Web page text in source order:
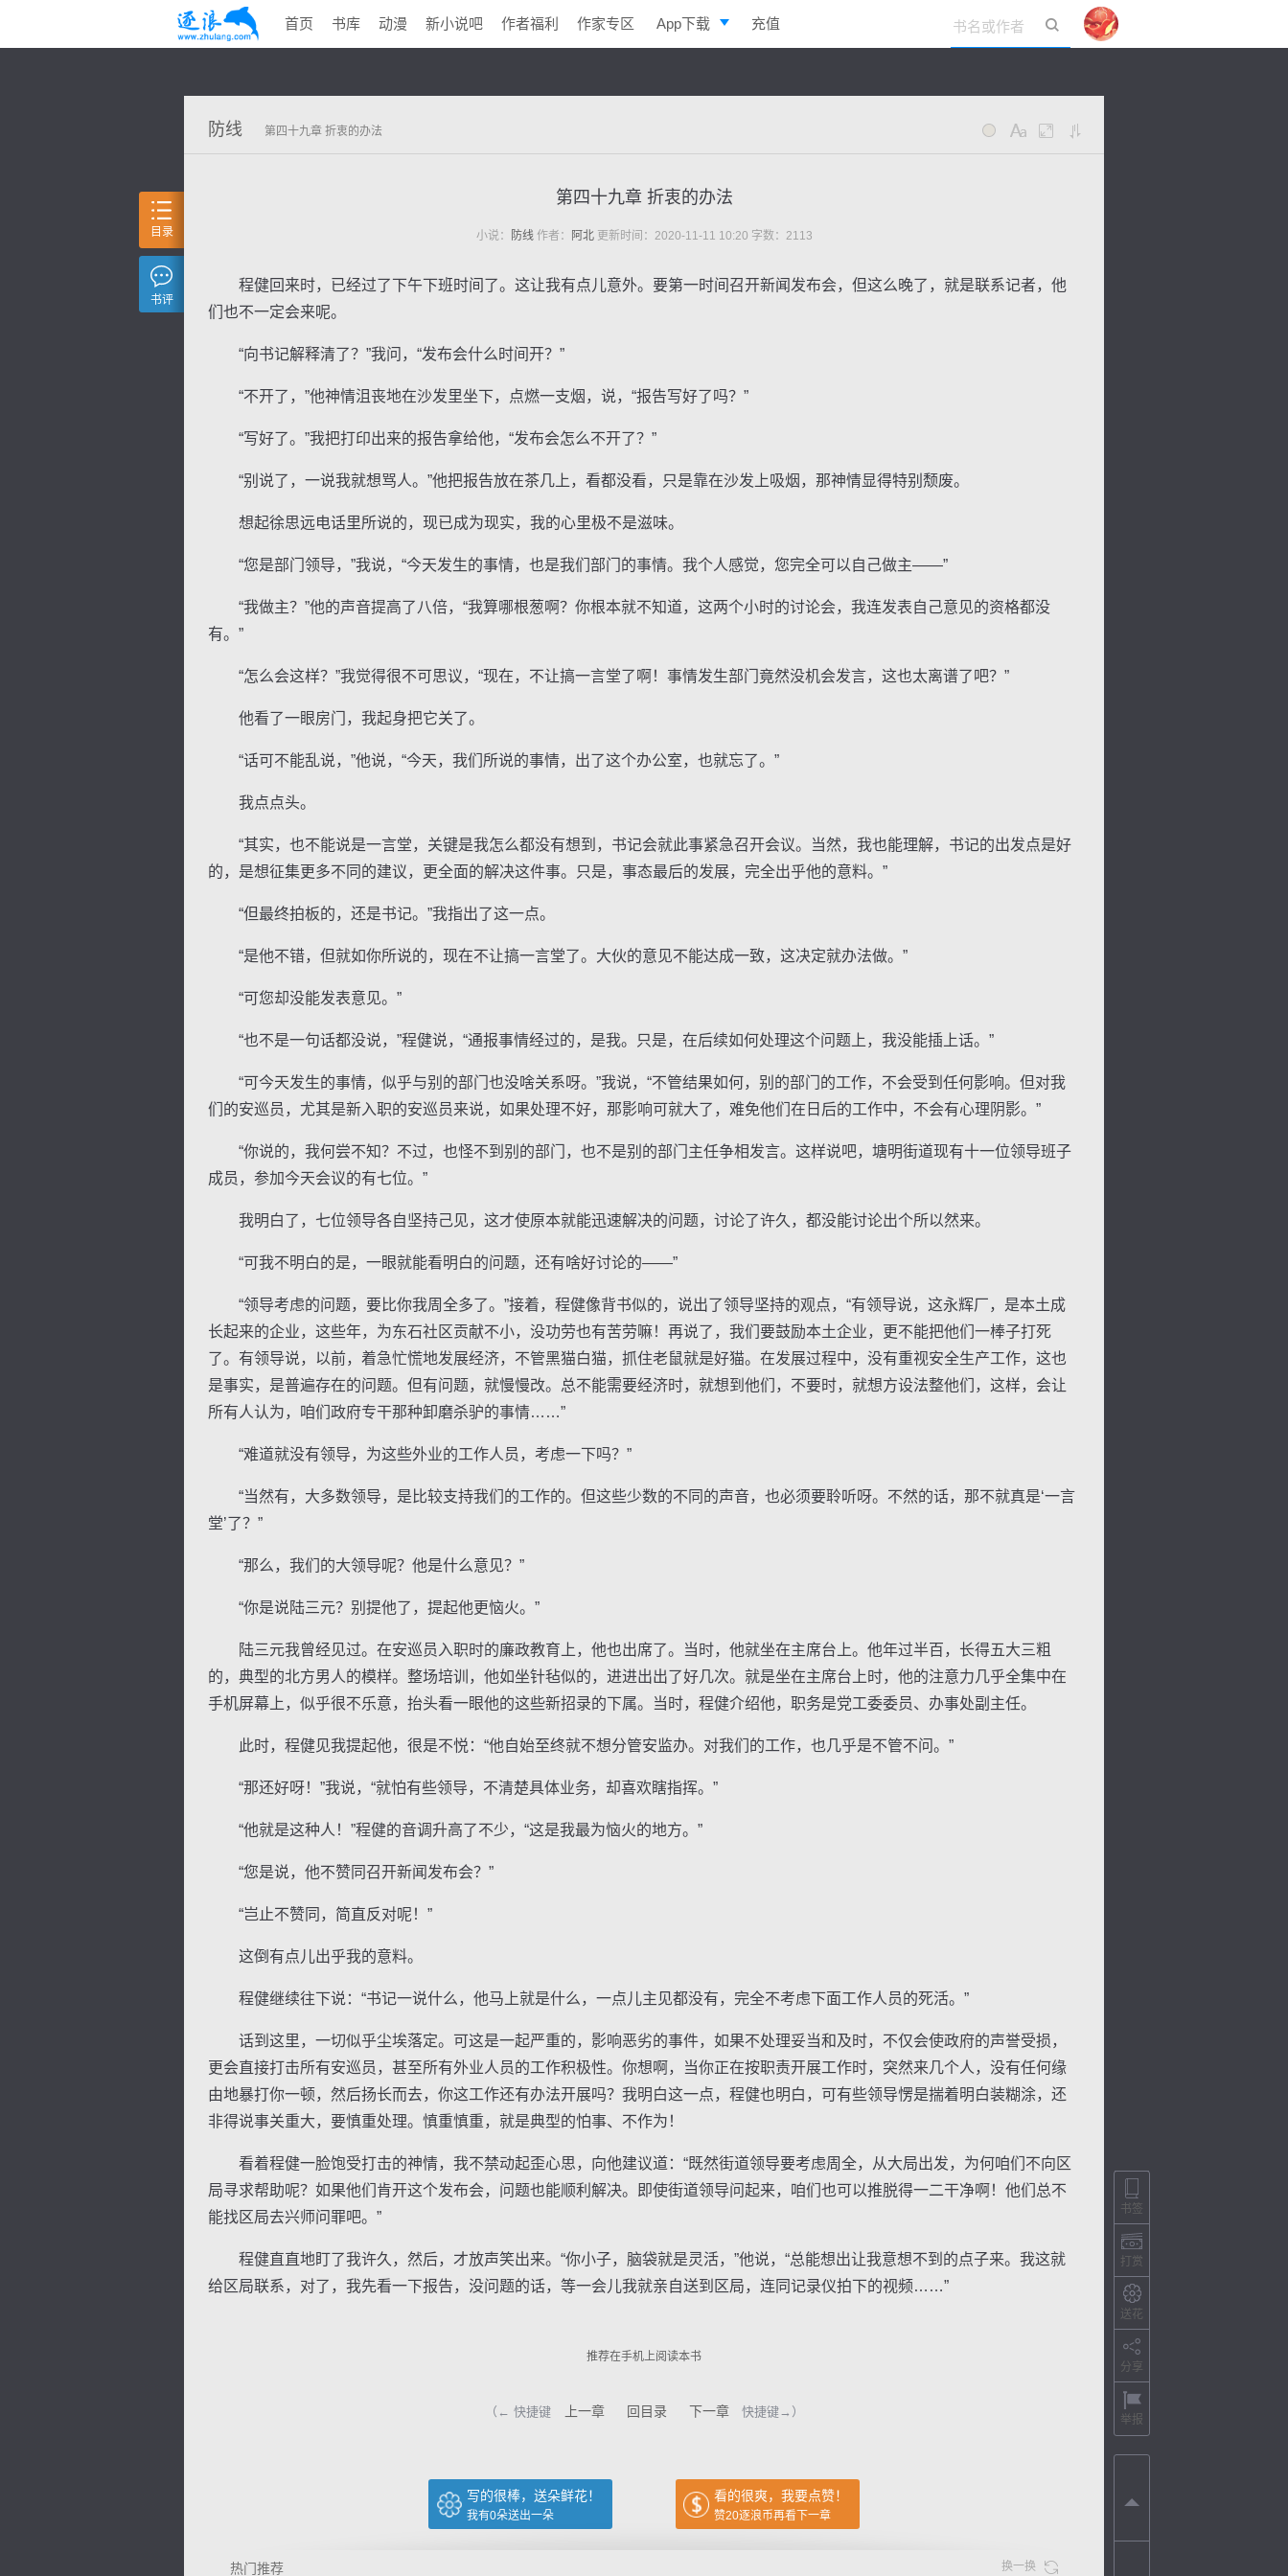
首页 书库 动漫 新小说吧 作者福利 作家专区 App下载 充值
防线 第四十九章 折衷的办法
第四十九章 折衷的办法
小说： 防线作者： 阿北更新时间：2020-11-11 10:20 字数：2113
程健回来时，已经过了下午下班时间了。这让我有点儿意外。要第一时间召开新闻发布会，但这么晚了，就是联系记者，他
们也不一定会来呢。
“向书记解释清了？”我问，“发布会什么时间开？”
“不开了，”他神情沮丧地在沙发里坐下，点燃一支烟，说，“报告写好了吗？”
“写好了。”我把打印出来的报告拿给他，“发布会怎么不开了？”
“别说了，一说我就想骂人。”他把报告放在茶几上，看都没看，只是靠在沙发上吸烟，那神情显得特别颓废。
想起徐思远电话里所说的，现已成为现实，我的心里极不是滋味。
“您是部门领导，”我说，“今天发生的事情，也是我们部门的事情。我个人感觉，您完全可以自己做主——”
“我做主？”他的声音提高了八倍，“我算哪根葱啊？你根本就不知道，这两个小时的讨论会，我连发表自己意见的资格都没
有。”
“怎么会这样？”我觉得很不可思议，“现在，不让搞一言堂了啊！事情发生部门竟然没机会发言，这也太离谱了吧？”
他看了一眼房门，我起身把它关了。
“话可不能乱说，”他说，“今天，我们所说的事情，出了这个办公室，也就忘了。”
我点点头。
“其实，也不能说是一言堂，关键是我怎么都没有想到，书记会就此事紧急召开会议。当然，我也能理解，书记的出发点是好
的，是想征集更多不同的建议，更全面的解决这件事。只是，事态最后的发展，完全出乎他的意料。”
“但最终拍板的，还是书记。”我指出了这一点。
“是他不错，但就如你所说的，现在不让搞一言堂了。大伙的意见不能达成一致，这决定就办法做。”
“可您却没能发表意见。”
“也不是一句话都没说，”程健说，“通报事情经过的，是我。只是，在后续如何处理这个问题上，我没能插上话。”
“可今天发生的事情，似乎与别的部门也没啥关系呀。”我说，“不管结果如何，别的部门的工作，不会受到任何影响。但对我
们的安巡员，尤其是新入职的安巡员来说，如果处理不好，那影响可就大了，难免他们在日后的工作中，不会有心理阴影。”
“你说的，我何尝不知？不过，也怪不到别的部门，也不是别的部门主任争相发言。这样说吧，塘明街道现有十一位领导班子
成员，参加今天会议的有七位。”
我明白了，七位领导各自坚持己见，这才使原本就能迅速解决的问题，讨论了许久，都没能讨论出个所以然来。
“可我不明白的是，一眼就能看明白的问题，还有啥好讨论的——”
“领导考虑的问题，要比你我周全多了。”接着，程健像背书似的，说出了领导坚持的观点，“有领导说，这永辉厂，是本土成
长起来的企业，这些年，为东石社区贡献不小，没功劳也有苦劳嘛！再说了，我们要鼓励本土企业，更不能把他们一棒子打死
了。有领导说，以前，着急忙慌地发展经济，不管黑猫白猫，抓住老鼠就是好猫。在发展过程中，没有重视安全生产工作，这也
是事实，是普遍存在的问题。但有问题，就慢慢改。总不能需要经济时，就想到他们，不要时，就想方设法整他们，这样，会让
所有人认为，咱们政府专干那种卸磨杀驴的事情……”
“难道就没有领导，为这些外业的工作人员，考虑一下吗？”
“当然有，大多数领导，是比较支持我们的工作的。但这些少数的不同的声音，也必须要聆听呀。不然的话，那不就真是‘一言
堂’了？”
“那么，我们的大领导呢？他是什么意见？”
“你是说陆三元？别提他了，提起他更恼火。”
陆三元我曾经见过。在安巡员入职时的廉政教育上，他也出席了。当时，他就坐在主席台上。他年过半百，长得五大三粗
的，典型的北方男人的模样。整场培训，他如坐针毡似的，进进出出了好几次。就是坐在主席台上时，他的注意力几乎全集中在
手机屏幕上，似乎很不乐意，抬头看一眼他的这些新招录的下属。当时，程健介绍他，职务是党工委委员、办事处副主任。
此时，程健见我提起他，很是不悦：“他自始至终就不想分管安监办。对我们的工作，也几乎是不管不问。”
“那还好呀！”我说，“就怕有些领导，不清楚具体业务，却喜欢瞎指挥。”
“他就是这种人！”程健的音调升高了不少，“这是我最为恼火的地方。”
“您是说，他不赞同召开新闻发布会？”
“岂止不赞同，简直反对呢！”
这倒有点儿出乎我的意料。
程健继续往下说：“书记一说什么，他马上就是什么，一点儿主见都没有，完全不考虑下面工作人员的死活。”
话到这里，一切似乎尘埃落定。可这是一起严重的，影响恶劣的事件，如果不处理妥当和及时，不仅会使政府的声誉受损，
更会直接打击所有安巡员，甚至所有外业人员的工作积极性。你想啊，当你正在按职责开展工作时，突然来几个人，没有任何缘
由地暴打你一顿，然后扬长而去，你这工作还有办法开展吗？我明白这一点，程健也明白，可有些领导愣是揣着明白装糊涂，还
非得说事关重大，要慎重处理。慎重慎重，就是典型的怕事、不作为！
看着程健一脸饱受打击的神情，我不禁动起歪心思，向他建议道：“既然街道领导要考虑周全，从大局出发，为何咱们不向区
局寻求帮助呢？如果他们肯开这个发布会，问题也能顺利解决。即使街道领导问起来，咱们也可以推脱得一二干净啊！他们总不
能找区局去兴师问罪吧。”
程健直直地盯了我许久，然后，才放声笑出来。“你小子，脑袋就是灵活，”他说，“总能想出让我意想不到的点子来。我这就
给区局联系，对了，我先看一下报告，没问题的话，等一会儿我就亲自送到区局，连同记录仪拍下的视频……”
推荐在手机上阅读本书
（← 快捷键 上一章 回目录 下一章 快捷键→）
写的很棒，送朵鲜花！
我有0朵送出一朵
看的很爽，我要点赞！
赞20逐浪币再看下一章
热门推荐 换一换
目录
书评
书签
打赏
送花
分享
举报